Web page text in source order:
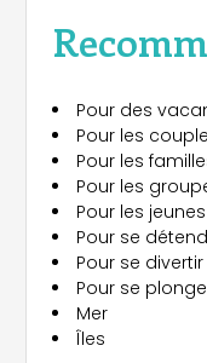
Pour des
Pour les
Pour les
Pour les
Pour les jeunes
Pour se
Pour se divertir
Pour se
Mer
Îles